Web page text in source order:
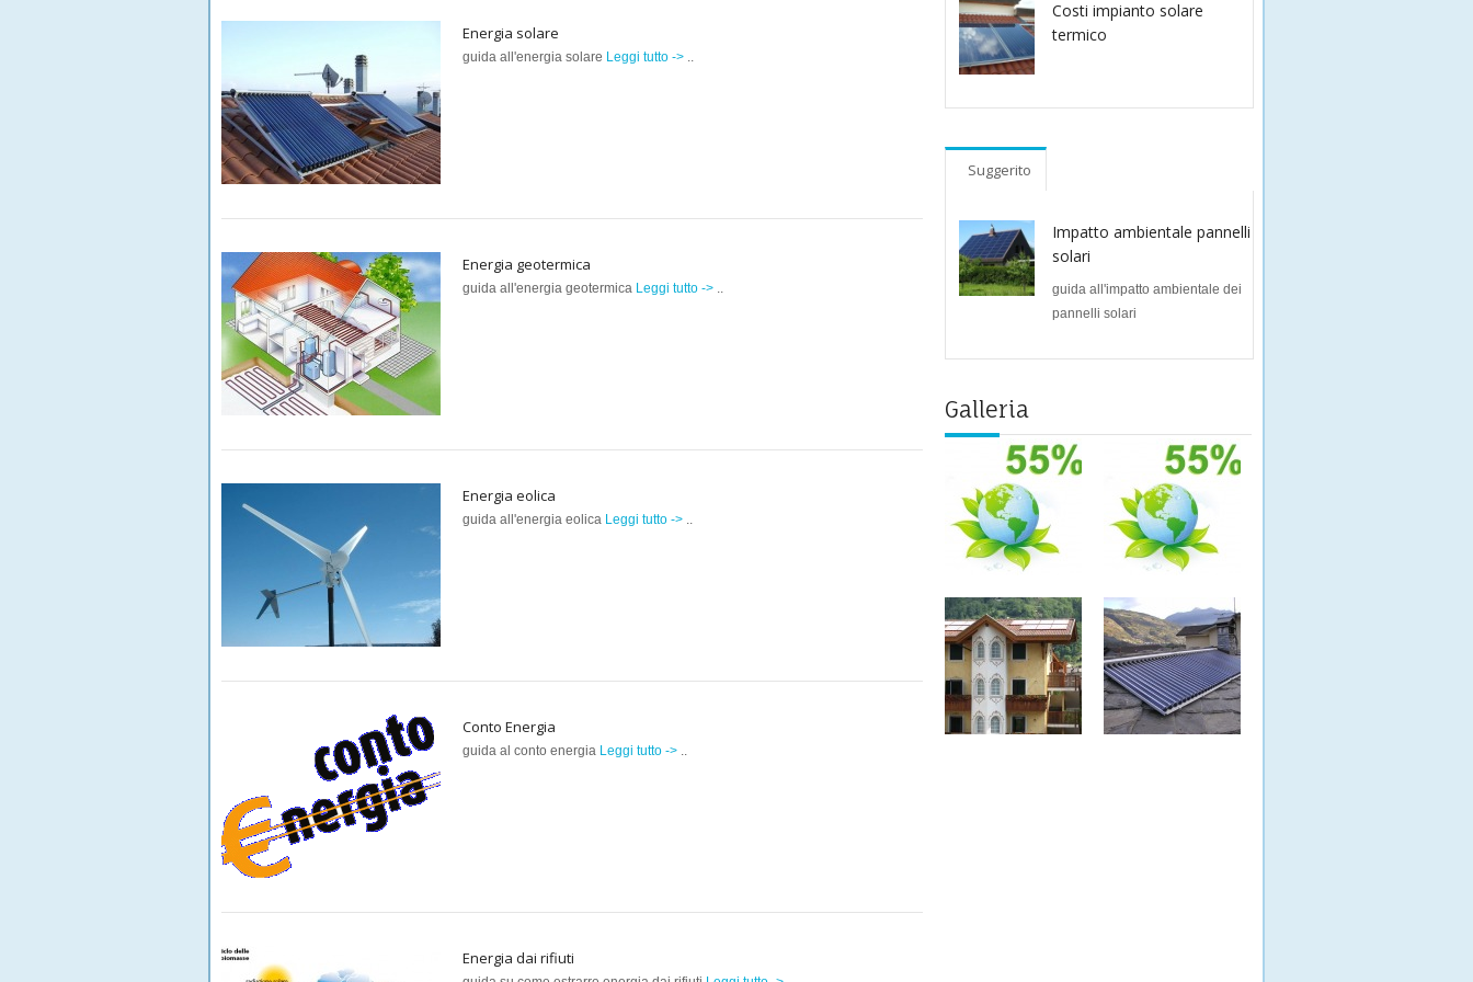
Energia solare
guida all'energia solare Leggi tutto -> ..
Energia geotermica
guida all'energia geotermica Leggi tutto -> ..
Energia eolica
guida all'energia eolica Leggi tutto -> ..
Conto Energia
guida al conto energia Leggi tutto -> ..
Energia dai rifiuti
Costi impianto solare
termico
Suggerito
Impatto ambientale pannelli
solari
guida all'impatto ambientale dei
pannelli solari
Galleria